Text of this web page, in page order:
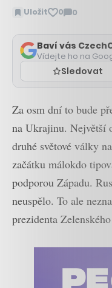
Uložit 0 0
Zobrazit
Baví vás
Vídejte ho na
Sledovat
Za osm dní to bude
na Ukrajinu. Největší
druhé světové války
začátku málokdo
podporou Západu.
neuspělo. To ale
prezidenta